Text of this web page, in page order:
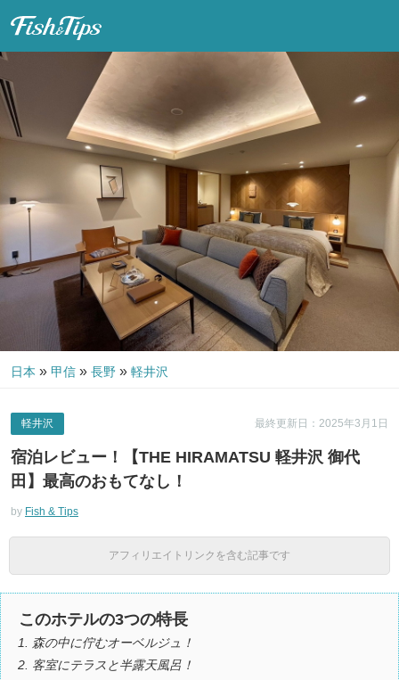
日本 » 甲信 » 長野 » 軽井沢
最終更新日：2025年3月1日
軽井沢
宿泊レビュー！【THE HIRAMATSU 軽井沢 御代
田】最高のおもてなし！
by Fish & Tips
アフィリエイトリンクを含む記事です
このホテルの3つの特長
森の中に佇むオーベルジュ！
客室にテラスと半露天風呂！